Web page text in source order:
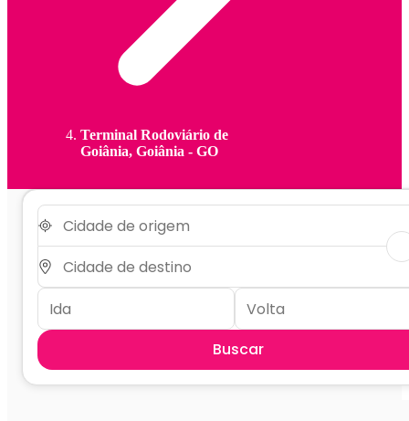
Terminal Rodoviário de
Goiânia, Goiânia - GO
Buscar